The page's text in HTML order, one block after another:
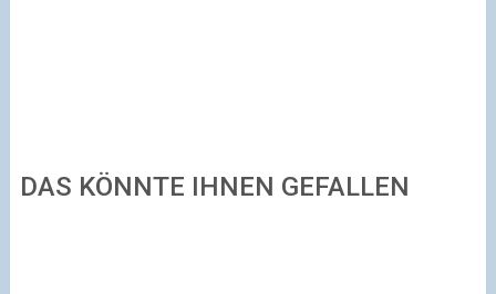
DAS KÖNNTE IHNEN GEFALLEN